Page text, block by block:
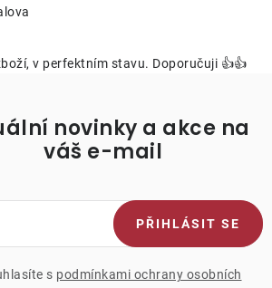
v perfektním stavu. Doporučuji 👍👍
novinky a akce na
váš e-mail
s podmínkami ochrany osobních
PŘIHLÁSIT SE